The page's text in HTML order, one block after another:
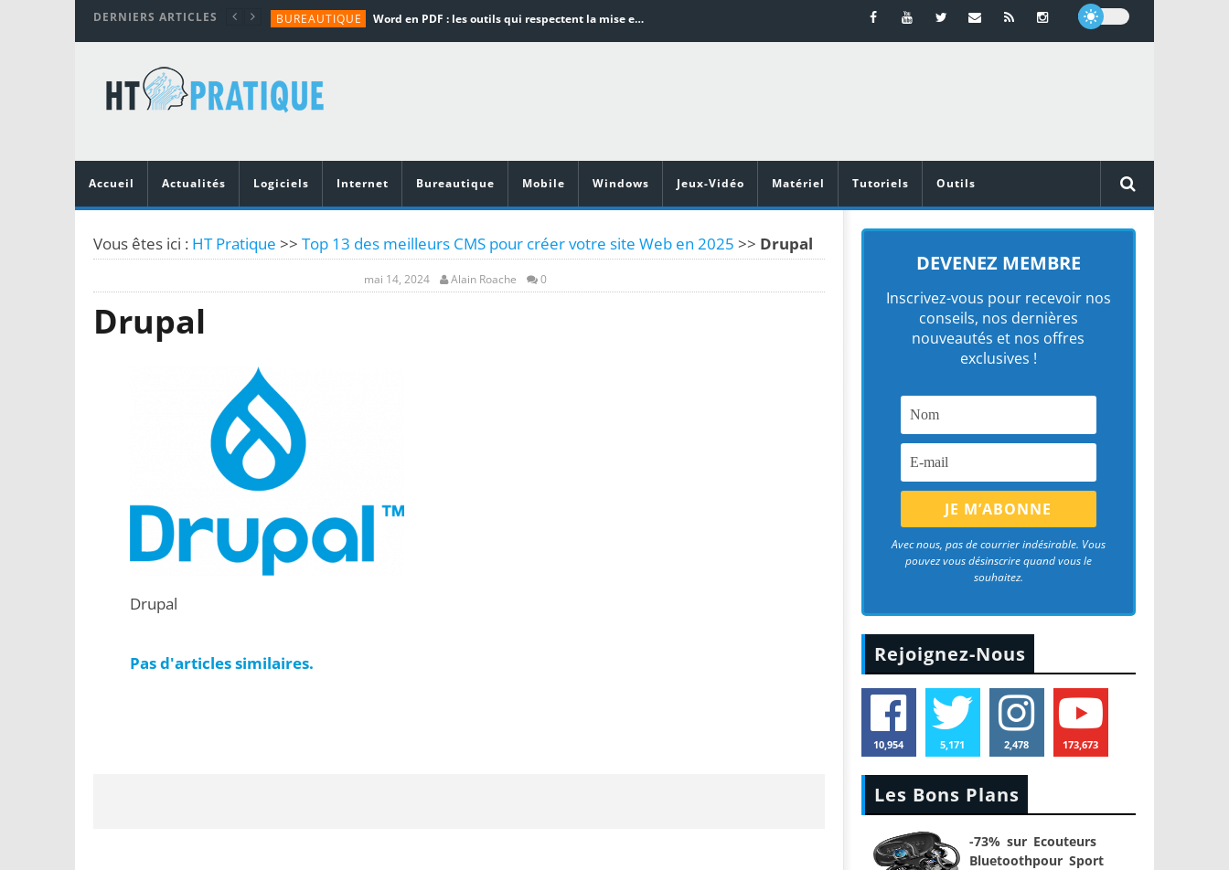
DERNIERS ARTICLES BUREAUTIQUE Word en PDF : les outils qui respectent la mise en page
TUTORIALS
MATÉRIEL
Vidéoprojecteurs Asus : Top 6 des meilleurs modèles de la marque
Accueil
Actualités Logiciels Internet Bureautique Mobile Windows Jeux-Vidéo Matériel Tutoriels Outils
Vous êtes ici : HT Pratique >> Top 13 des meilleurs CMS pour créer votre site Web en 2025 >> Drupal
mai 14, 2024 Alain Roache 0
Drupal
Drupal
Pas d'articles similaires.
DEVENEZ MEMBRE
Inscrivez-vous pour recevoir nos
conseils, nos dernières
nouveautés et nos offres
exclusives !
Avec nous, pas de courrier indésirable. Vous
pouvez vous désinscrire quand vous le
souhaitez.
Rejoignez-Nous
10,954 5,171 2,478 173,673
Les Bons Plans
-73% sur Ecouteurs
Bluetoothpour Sport